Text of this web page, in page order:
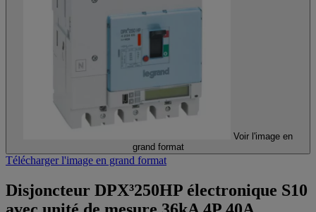
Voir l'image en
grand format
Télécharger l'image en grand format
Disjoncteur DPX³250HP électronique S10